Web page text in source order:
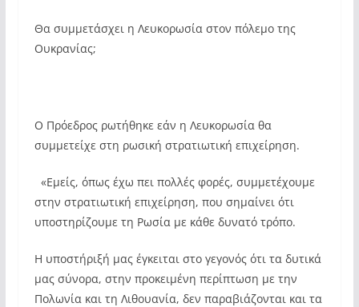
Θα συμμετάσχει η Λευκορωσία στον πόλεμο της
Ουκρανίας;
Ο Πρόεδρος ρωτήθηκε εάν η Λευκορωσία θα
συμμετείχε στη ρωσική στρατιωτική επιχείρηση.
«Εμείς, όπως έχω πει πολλές φορές, συμμετέχουμε
στην στρατιωτική επιχείρηση, που σημαίνει ότι
υποστηρίζουμε τη Ρωσία με κάθε δυνατό τρόπο.
Η υποστήριξή μας έγκειται στο γεγονός ότι τα δυτικά
μας σύνορα, στην προκειμένη περίπτωση με την
Πολωνία και τη Λιθουανία, δεν παραβιάζονται και τα